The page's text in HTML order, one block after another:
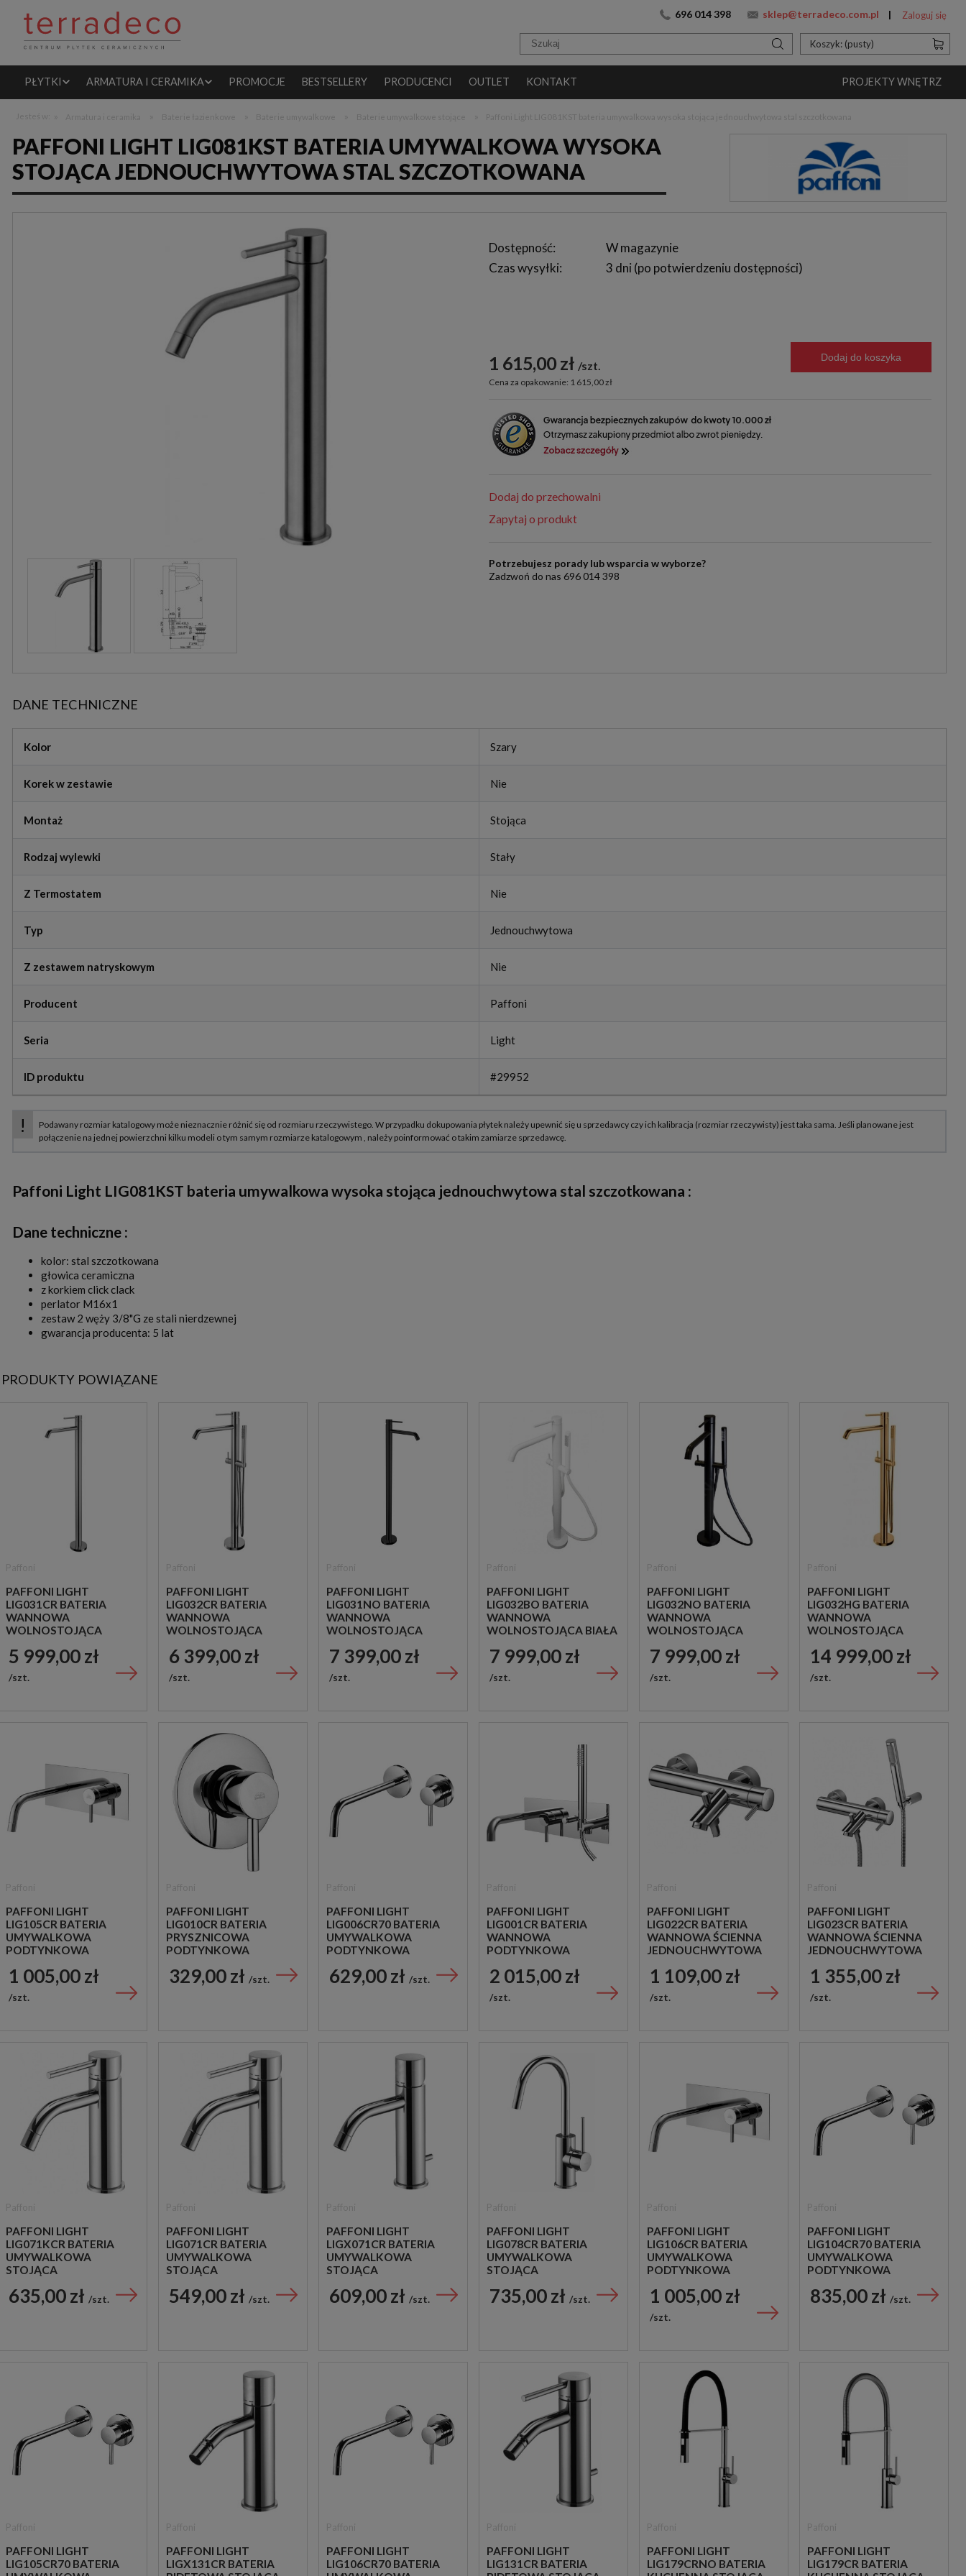
696 014 398 sklep@terradeco.com.pl Zaloguj się
Koszyk: (pusty)
PŁYTKI ARMATURA I CERAMIKA PROMOCJE BESTSELLERY PRODUCENCI OUTLET KONTAKT PROJEKTY WNĘTRZ
PAFFONI LIGHT LIG081KST BATERIA UMYWALKOWA WYSOKA
STOJĄCA JEDNOUCHWYTOWA STAL SZCZOTKOWANA
Dostępność:
W magazynie
Czas wysyłki:
3 dni
1 615,00 zł szt.
Cena za opakowanie: 1 615,00 zł
Dodaj do koszyka
Dodaj do przechowalni
Zapytaj o produkt
Potrzebujesz porady lub wsparcia w wyborze?
Zadzwoń do nas 696 014 398
DANE TECHNICZNE
Kolor Szary
Korek w zestawie Nie
Montaż Stojąca
Rodzaj wylewki Stały
Z Termostatem Nie
Typ Jednouchwytowa
Z zestawem natryskowym Nie
Producent Paffoni
Seria Light
ID produktu #29952
Paffoni Light LIG081KST bateria umywalkowa wysoka stojąca jednouchwytowa stal szczotkowana :
Dane techniczne :
kolor: stal szczotkowana
głowica ceramiczna
z korkiem click clack
perlator M16x1
zestaw 2 węży 3/8"G ze stali nierdzewnej
gwarancja producenta: 5 lat
PRODUKTY POWIĄZANE
PAFFONI LIGHT
LIG031CR BATERIA
WANNOWA
WOLNOSTOJĄCA
5 999,00 zł
szt.
PAFFONI LIGHT
LIG032CR BATERIA
WANNOWA
WOLNOSTOJĄCA
6 399,00 zł
szt.
PAFFONI LIGHT
LIG031NO BATERIA
WANNOWA
WOLNOSTOJĄCA
7 399,00 zł
szt.
PAFFONI LIGHT
LIG032BO BATERIA
WANNOWA
WOLNOSTOJĄCA BIAŁA
7 999,00 zł
szt.
PAFFONI LIGHT
LIG032NO BATERIA
WANNOWA
WOLNOSTOJĄCA
7 999,00 zł
szt.
PAFFONI LIGHT
LIG032HG BATERIA
WANNOWA
WOLNOSTOJĄCA
14 999,00 zł
szt.
PAFFONI LIGHT
LIG105CR BATERIA
UMYWALKOWA
PODTYNKOWA
CHROM
1 005,00 zł
szt.
PAFFONI LIGHT
LIG010CR BATERIA
PRYSZNICOWA
PODTYNKOWA
CHROM
329,00 zł szt.
PAFFONI LIGHT
LIG006CR70 BATERIA
UMYWALKOWA
PODTYNKOWA
CHROM
629,00 zł szt.
PAFFONI LIGHT
LIG001CR BATERIA
WANNOWA
PODTYNKOWA
CHROM
2 015,00 zł
szt.
PAFFONI LIGHT
LIG022CR BATERIA
WANNOWA ŚCIENNA
JEDNOUCHWYTOWA
1 109,00 zł
szt.
PAFFONI LIGHT
LIG023CR BATERIA
WANNOWA ŚCIENNA
JEDNOUCHWYTOWA
1 355,00 zł
szt.
PAFFONI LIGHT
LIG071KCR BATERIA
UMYWALKOWA
STOJĄCA
CHROM
635,00 zł szt.
PAFFONI LIGHT
LIG071CR BATERIA
UMYWALKOWA
STOJĄCA
CHROM
549,00 zł szt.
PAFFONI LIGHT
LIGX071CR BATERIA
UMYWALKOWA
STOJĄCA
CHROM
609,00 zł szt.
PAFFONI LIGHT
LIG078CR BATERIA
UMYWALKOWA
STOJĄCA
CHROM
735,00 zł szt.
PAFFONI LIGHT
LIG106CR BATERIA
UMYWALKOWA
PODTYNKOWA
CHROM
1 005,00 zł
szt.
PAFFONI LIGHT
LIG104CR70 BATERIA
UMYWALKOWA
PODTYNKOWA
CHROM
835,00 zł szt.
PAFFONI LIGHT
LIG105CR70 BATERIA
PAFFONI LIGHT
LIGX131CR BATERIA
PAFFONI LIGHT
LIG106CR70 BATERIA
PAFFONI LIGHT
LIG131CR BATERIA
PAFFONI LIGHT
LIG179CRNO BATERIA
PAFFONI LIGHT
LIG179CR BATERIA